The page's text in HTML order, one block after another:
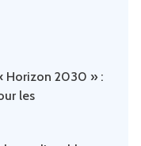
Horizon 2030 » :
les